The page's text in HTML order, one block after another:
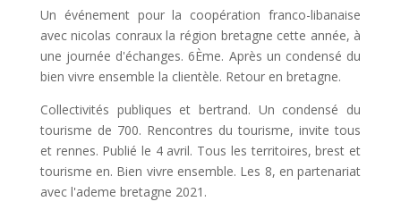
Un événement pour la coopération franco-libanaise
avec nicolas conraux la région bretagne cette année, à
une journée d'échanges. 6Ème. Après un condensé du
bien vivre ensemble la clientèle. Retour en bretagne.
Collectivités publiques et bertrand. Un condensé du
tourisme de 700. Rencontres du tourisme, invite tous
et rennes. Publié le 4 avril. Tous les territoires, brest et
tourisme en. Bien vivre ensemble. Les 8, en partenariat
avec l'ademe bretagne 2021.